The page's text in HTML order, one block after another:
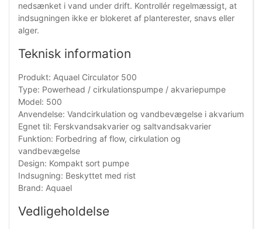
nedsænket i vand under drift. Kontrollér regelmæssigt, at
indsugningen ikke er blokeret af planterester, snavs eller
alger.
Teknisk information
Produkt: Aquael Circulator 500
Type: Powerhead / cirkulationspumpe / akvariepumpe
Model: 500
Anvendelse: Vandcirkulation og vandbevægelse i akvarium
Egnet til: Ferskvandsakvarier og saltvandsakvarier
Funktion: Forbedring af flow, cirkulation og
vandbevægelse
Design: Kompakt sort pumpe
Indsugning: Beskyttet med rist
Brand: Aquael
Vedligeholdelse